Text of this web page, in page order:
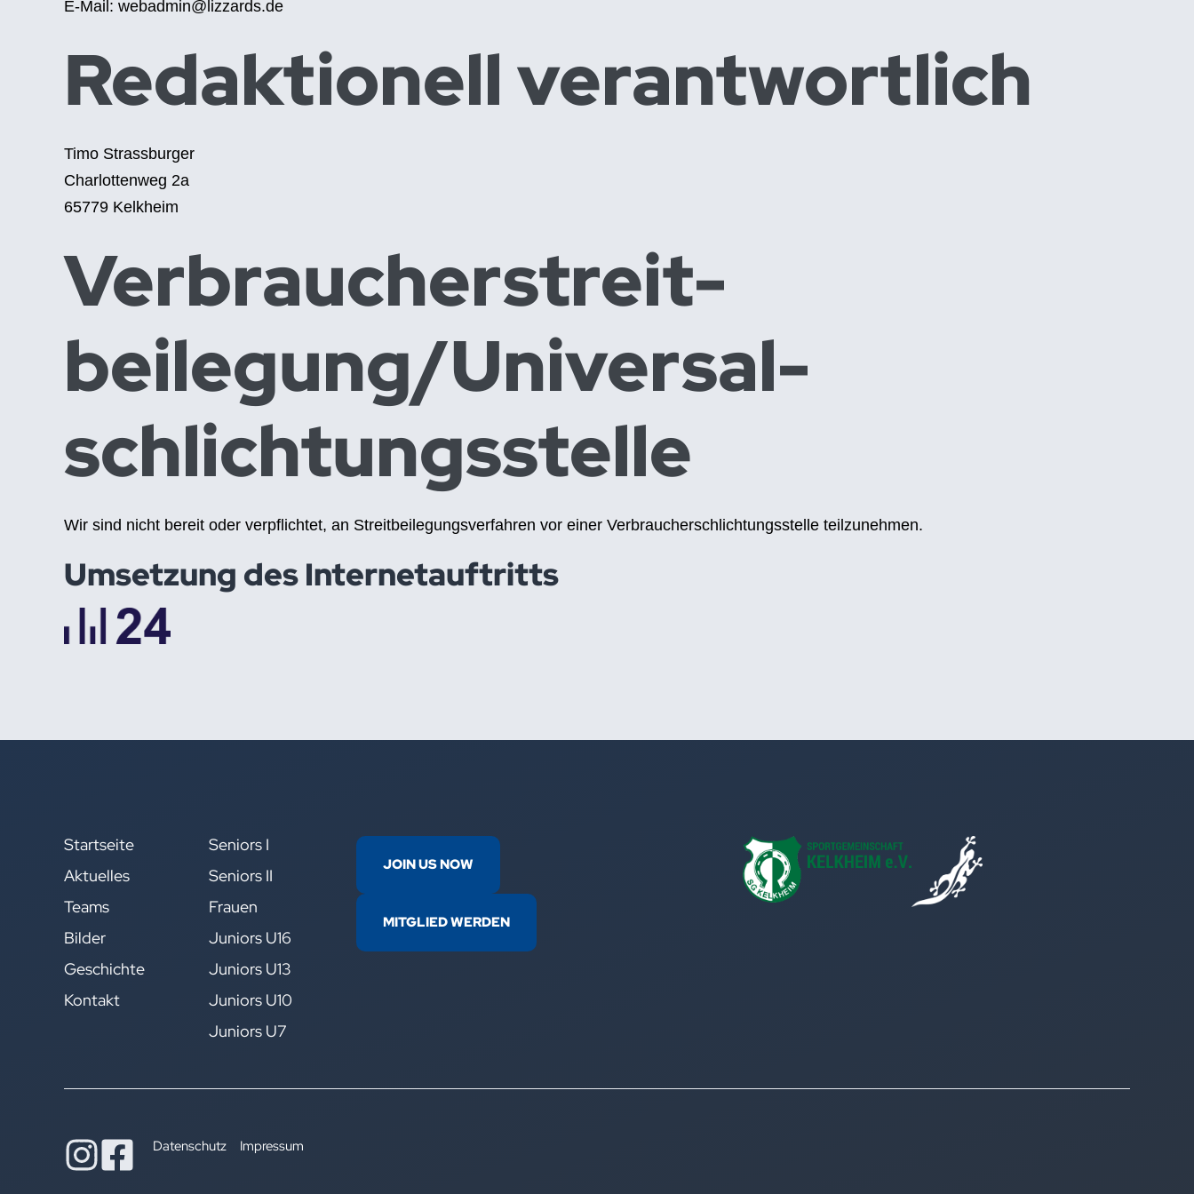
E-Mail: webadmin@lizzards.de
Redaktionell verantwortlich
Timo Strassburger
Charlottenweg 2a
65779 Kelkheim
Verbraucher­streit­
beilegung/Universal­
schlichtungs­stelle
Wir sind nicht bereit oder verpflichtet, an Streitbeilegungsverfahren vor einer Verbraucherschlichtungsstelle teilzunehmen.
Umsetzung des Internetauftritts
Startseite
Aktuelles
Teams
Bilder
Geschichte
Kontakt
Seniors I
Seniors II
Frauen
Juniors U16
Juniors U13
Juniors U10
Juniors U7
JOIN US NOW
MITGLIED WERDEN
Datenschutz Impressum